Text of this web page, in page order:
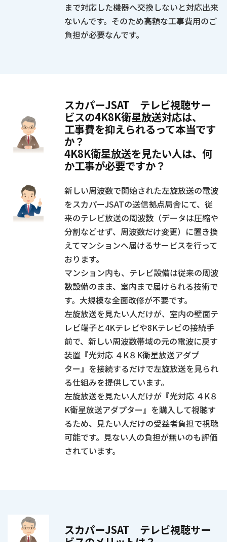
まで対応した機器へ交換しないと対応出来
ないんです。そのため高額な工事費用のご
負担が必要なんです。
スカパーJSAT テレビ視聴サー
ビスの4K8K衛星放送対応は、
工事費を抑えられるって本当です
か？
4K8K衛星放送を見たい人は、何
か工事が必要ですか？
新しい周波数で開始された左旋放送の電波
をスカパーJSATの送信拠点局舎にて、従
来のテレビ放送の周波数（データは圧縮や
分割などせず、周波数だけ変更）に置き換
えてマンションへ届けるサービスを行って
おります。
マンション内も、テレビ設備は従来の周波
数設備のまま、室内まで届けられる技術で
す。大規模な全面改修が不要です。
左旋放送を見たい人だけが、室内の壁面テ
レビ端子と4Kテレビや8Kテレビの接続手
前で、新しい周波数帯域の元の電波に戻す
装置『光対応 ４K８K衛星放送アダプ
ター』を接続するだけで左旋放送を見られ
る仕組みを提供しています。
左旋放送を見たい人だけが『光対応 ４K８
K衛星放送アダプター』を購入して視聴す
るため、見たい人だけの受益者負担で視聴
可能です。見ない人の負担が無いのも評価
されています。
スカパーJSAT テレビ視聴サー